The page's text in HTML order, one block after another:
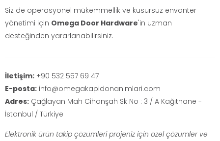
Siz de operasyonel mükemmellik ve kusursuz envanter
yönetimi için Omega Door Hardware'in uzman
desteğinden yararlanabilirsiniz.
İletişim: +90 532 557 69 47
E-posta: info@omegakapidonanimlari.com
Adres: Çağlayan Mah Cihanşah Sk No : 3 / A Kağıthane -
İstanbul / Türkiye
Elektronik ürün takip çözümleri projeniz için özel çözümler ve